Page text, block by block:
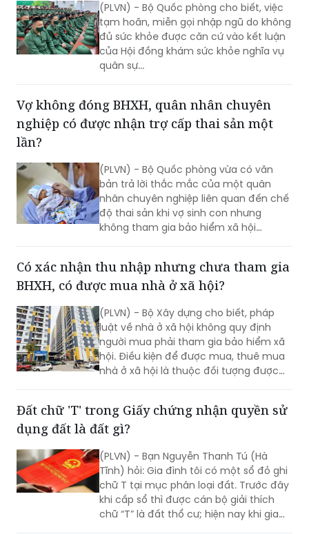
(PLVN) - Bộ Quốc phòng cho biết, việc
tạm hoãn, miễn gọi nhập ngũ do không
đủ sức khỏe được căn cứ vào kết luận
của Hội đồng khám sức khỏe nghĩa vụ
quân sự...
Vợ không đóng BHXH, quân nhân chuyên
nghiệp có được nhận trợ cấp thai sản một
lần?
(PLVN) - Bộ Quốc phòng vừa có văn
bản trả lời thắc mắc của một quân
nhân chuyên nghiệp liên quan đến chế
độ thai sản khi vợ sinh con nhưng
không tham gia bảo hiểm xã hội
Có xác nhận thu nhập nhưng chưa tham gia
BHXH, có được mua nhà ở xã hội?
(PLVN) - Bộ Xây dựng cho biết, pháp
luật về nhà ở xã hội không quy định
người mua phải tham gia bảo hiểm xã
hội. Điều kiện để được mua, thuê mua
nhà ở xã hội là thuộc đối tượng được
hiện hành.
Đất chữ 'T' trong Giấy chứng nhận quyền sử
dụng đất là đất gì?
(PLVN) - Bạn Nguyễn Thanh Tú (Hà
Tĩnh) hỏi: Gia đình tôi có một sổ đỏ ghi
chữ T tại mục phân loại đất. Trước đây
khi cấp sổ thì được cán bộ giải thích
chữ “T” là đất thổ cư; hiện nay khi gia